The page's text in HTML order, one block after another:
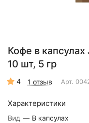
Кофе в
10 шт, 5 гр
4 1 отзыв Арт.
Характеристики
Вид — В капсулах